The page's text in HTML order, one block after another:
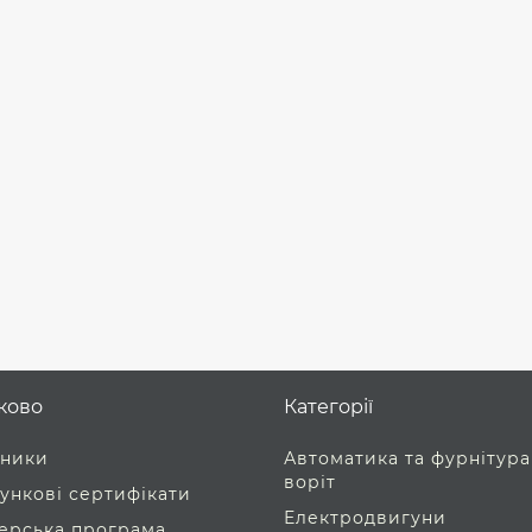
сертифікати
Категорії
Автоматика та
воріт
Електродвигуни